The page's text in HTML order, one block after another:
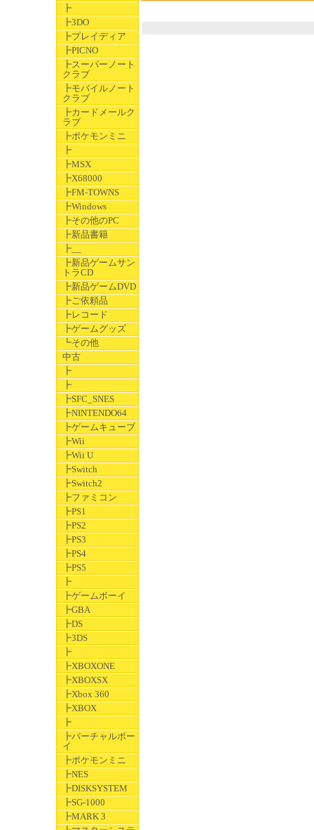
┣
┣3DO
┣プレイディア
┣PICNO
┣スーパーノート
クラブ
┣モバイルノート
クラブ
┣カードメールク
ラブ
┣ポケモンミニ
┣
┣MSX
┣X68000
┣FM-TOWNS
┣Windows
┣その他のPC
┣新品書籍
┣__
┣新品ゲームサン
トラCD
┣新品ゲームDVD
┣ご依頼品
┣レコード
┣ゲームグッズ
┗その他
中古
┣
┣
┣SFC_SNES
┣NINTENDO64
┣ゲームキューブ
┣Wii
┣Wii U
┣Switch
┣Switch2
┣ファミコン
┣PS1
┣PS2
┣PS3
┣PS4
┣PS5
┣
┣ゲームボーイ
┣GBA
┣DS
┣3DS
┣
┣XBOXONE
┣XBOXSX
┣Xbox 360
┣XBOX
┣
┣バーチャルボー
イ
┣ポケモンミニ
┣NES
┣DISKSYSTEM
┣SG-1000
┣MARK 3